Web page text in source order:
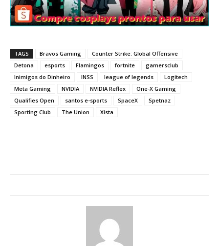
TAGS Bravos Gaming
Counter Strike: Global Offensive
Detona
esports Flamingos fortnite
gamersclub
Inimigos do Dinheiro
INSS league of legends
Logitech
Meta Gaming
NVIDIA NVIDIA Reflex
One-X Gaming
Qualifies Open
santos e-sports SpaceX
Spetnaz
Sporting Club
The Union Xista